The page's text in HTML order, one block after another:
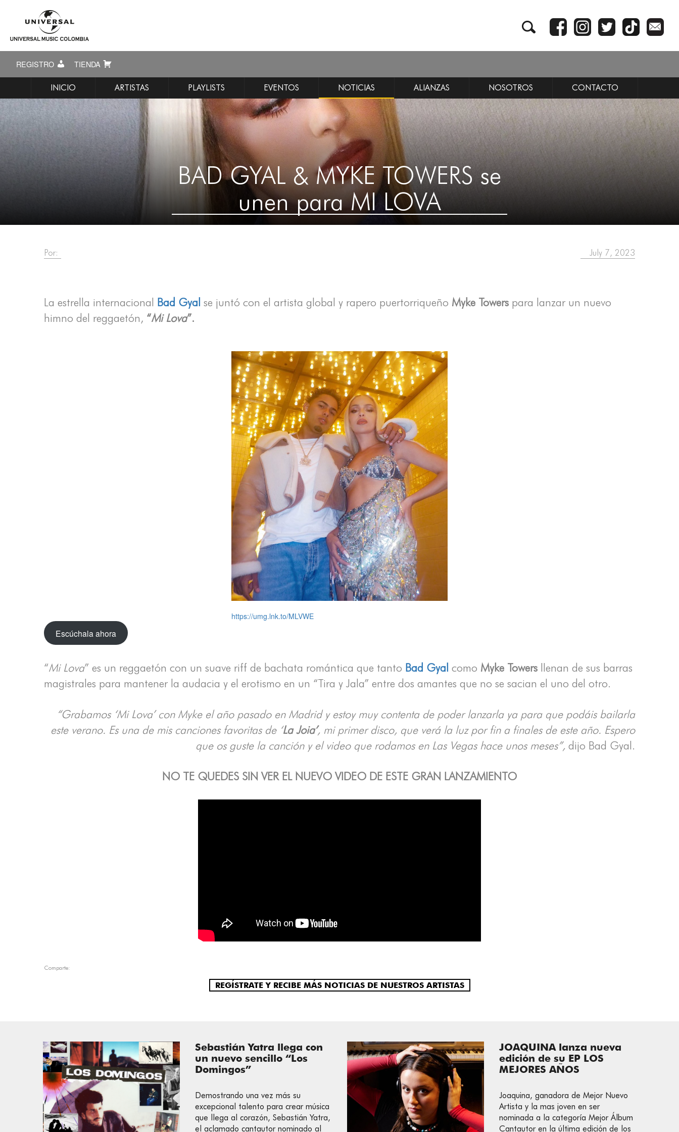
REGISTRO TIENDA
INICIO ARTISTAS PLAYLISTS EVENTOS NOTICIAS ALIANZAS NOSOTROS CONTACTO
BAD GYAL & MYKE TOWERS se
unen para MI LOVA
Por: July 7, 2023
La estrella internacional Bad Gyal se juntó con el artista global y rapero puertorriqueño Myke Towers para lanzar un nuevo
himno del reggaetón, “Mi Lova”.
https://umg.lnk.to/MLVWE
Escúchala ahora
“Mi Lova” es un reggaetón con un suave riff de bachata romántica que tanto Bad Gyal como Myke Towers llenan de sus barras
magistrales para mantener la audacia y el erotismo en un “Tira y Jala” entre dos amantes que no se sacian el uno del otro.
“Grabamos ‘Mi Lova’ con Myke el año pasado en Madrid y estoy muy contenta de poder lanzarla ya para que podáis bailarla
este verano. Es una de mis canciones favoritas de ‘La Joia’, mi primer disco, que verá la luz por fin a finales de este año. Espero
que os guste la canción y el video que rodamos en Las Vegas hace unos meses”, dijo Bad Gyal.
NO TE QUEDES SIN VER EL NUEVO VIDEO DE ESTE GRAN LANZAMIENTO
Comparte:
REGÍSTRATE Y RECIBE MÁS NOTICIAS DE NUESTROS ARTISTAS
Sebastián Yatra llega con
un nuevo sencillo “Los
Domingos”
Demostrando una vez más su
excepcional talento para crear música
que llega al corazón, Sebastián Yatra,
el aclamado cantautor nominado al
JOAQUINA lanza nueva
edición de su EP LOS
MEJORES AÑOS
Joaquina, ganadora de Mejor Nuevo
Artista y la mas joven en ser
nominada a la categoría Mejor Álbum
Cantautor en la última edición de los